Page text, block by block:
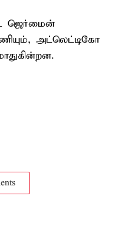
ஜெர்மைன்
அட்லெட்டிகோ